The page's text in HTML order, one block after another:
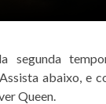
segunda
abaixo, e
Queen.